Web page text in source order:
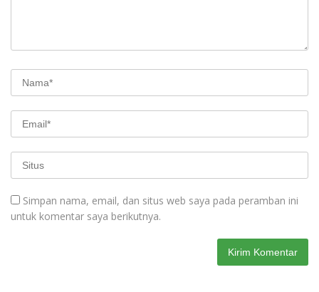
Simpan nama, email, dan situs web saya pada peramban ini
untuk komentar saya berikutnya.